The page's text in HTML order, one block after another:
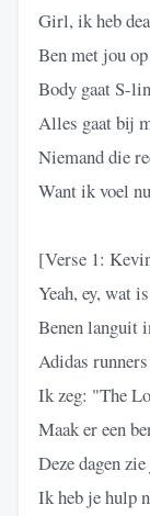
Girl, ik heb
Ben met jou
Body gaat S-
Alles gaat bij
Niemand die
Want ik voel
[Verse 1:
Yeah, ey, wat
Benen languit
Adidas
Ik zeg: "The
Maak er een
Deze dagen
Ik heb je hulp